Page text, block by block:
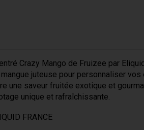
Crazy Mango de Fruizee par
juteuse pour personnaliser vos
une saveur fruitée exotique et
unique et rafraîchissante.
FRANCE